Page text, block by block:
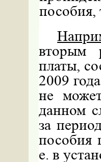
пособия,
вторым
платы,
2009
не
данном
за
пособия
е. в